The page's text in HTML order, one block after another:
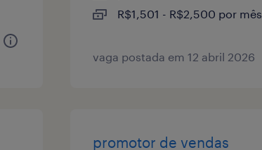
R$1,501 - R$2,500 por mês
vaga postada em 12 abril 2026
promotor de vendas